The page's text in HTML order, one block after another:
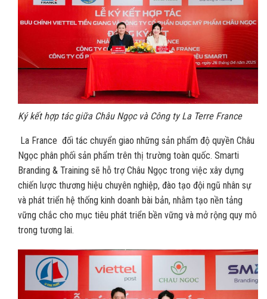
Ký kết hợp tác giữa Châu Ngọc và Công ty La Terre France
La France đối tác chuyển giao những sản phẩm độ quyền Châu
Ngọc phân phối sản phẩm trên thị trường toàn quốc. Smarti
Branding & Training sẽ hỗ trợ Châu Ngọc trong việc xây dựng
chiến lược thương hiệu chuyên nghiệp, đào tạo đội ngũ nhân sự
và phát triển hệ thống kinh doanh bài bản, nhằm tạo nền tảng
vững chắc cho mục tiêu phát triển bền vững và mở rộng quy mô
trong tương lai.